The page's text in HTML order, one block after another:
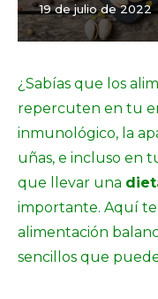
19 de julio de 2022
¿Sabías que los
repercuten en tu
inmunológico, la
uñas, e incluso en
que llevar una
importante. Aquí
alimentación
sencillos que